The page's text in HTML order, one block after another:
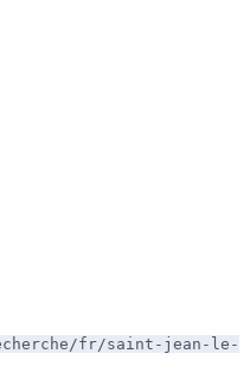
fr/saint-jean-le-